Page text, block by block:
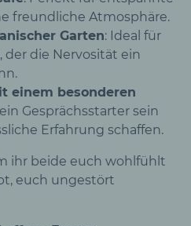
freundliche Atmosphäre.
Garten: Ideal für
der die Nervosität ein
einem besonderen
Gesprächsstarter sein
Erfahrung schaffen.
ihr beide euch wohlfühlt
euch ungestört